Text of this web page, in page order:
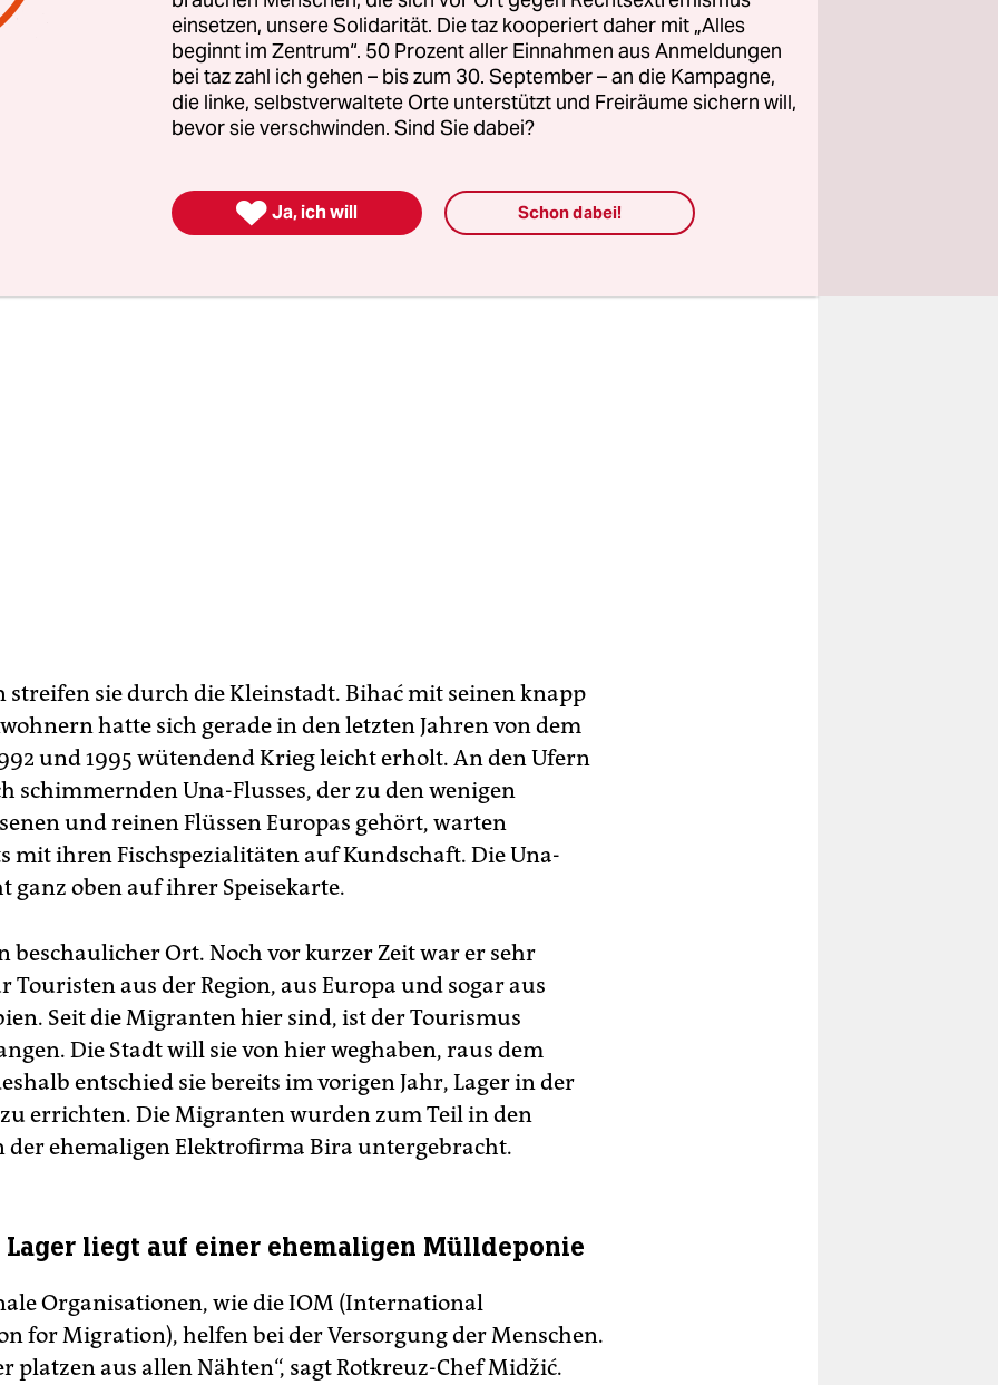
Fenster seines Büros auf den Plješevica-Gebirgszug, der
Fichten- und Laubwald westlich der Stadt erhebt. „Die
Afghanistan, Syrien und Marokko wollen dort oben
Grenze mit Kroatien, weiter nach Westen, in die EU. Nur weg
Europas.“ Überall in Bihać sind die Migranten
streifen sie durch die Kleinstadt. Bihać mit seinen knapp
hatte sich gerade in den letzten Jahren von dem
und 1995 wütendend Krieg leicht erholt. An den Ufern
schimmernden Una-Flusses, der zu den wenigen
und reinen Flüssen Europas gehört, warten
mit ihren Fischspezialitäten auf Kundschaft. Die Una-
ganz oben auf ihrer Speisekarte.
beschaulicher Ort. Noch vor kurzer Zeit war er sehr
aus der Region, aus Europa und sogar aus
Seit die Migranten hier sind, ist der Tourismus
Die Stadt will sie von hier weghaben, raus dem
entschied sie bereits im vorigen Jahr, Lager in der
errichten. Die Migranten wurden zum Teil in den
der ehemaligen Elektrofirma Bira untergebracht.
Lager liegt auf einer ehemaligen Mülldeponie
Organisationen, wie die IOM (International
for Migration), helfen bei der Versorgung der Menschen.
platzen aus allen Nähten“, sagt Rotkreuz-Chef Midžić.
einsetzen, unsere Solidarität. Die taz kooperiert daher mit „Alles
beginnt im Zentrum“. 50 Prozent aller Einnahmen aus Anmeldungen
bei taz zahl ich gehen – bis zum 30. September – an die Kampagne,
die linke, selbstverwaltete Orte unterstützt und Freiräume sichern will,
bevor sie verschwinden. Sind Sie dabei?
 Ja, ich will Schon dabei!